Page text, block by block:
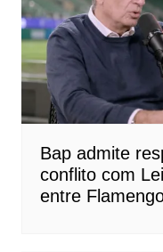
Bap admite
conflito com
entre